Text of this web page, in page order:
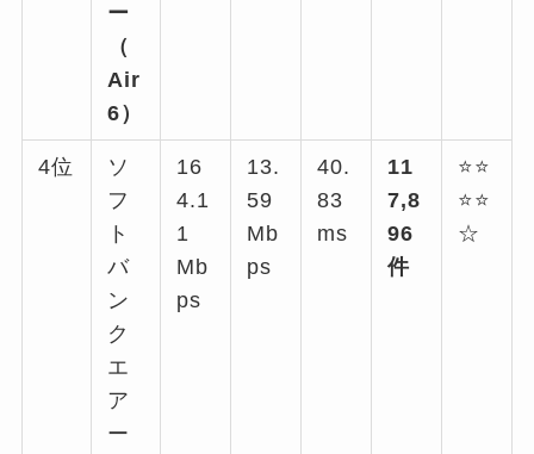
ー
（
Air
6）
4位
ソ
フ
ト
バ
ン
ク
エ
ア
ー
16
4.1
1
Mb
ps
13.
59
Mb
ps
40.
83
ms
11
7,8
96
件
⭐⭐
⭐⭐
☆